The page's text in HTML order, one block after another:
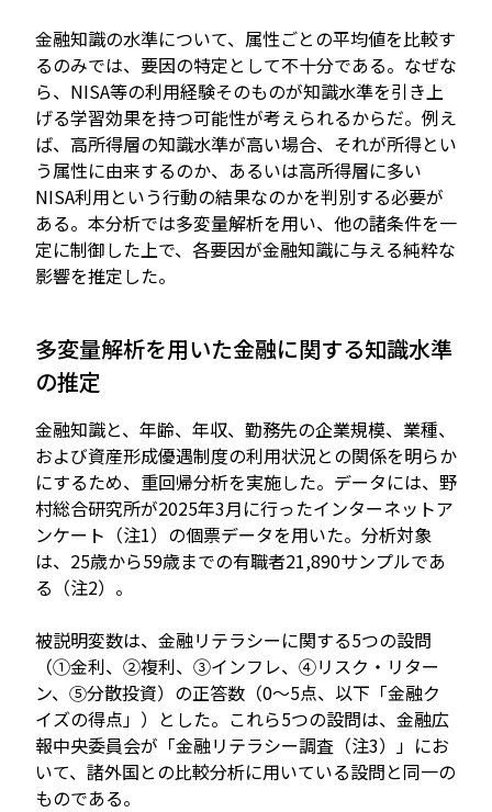
金融知識の水準について、属性ごとの平均値を比較す
るのみでは、要因の特定として不十分である。なぜな
ら、NISA等の利用経験そのものが知識水準を引き上
げる学習効果を持つ可能性が考えられるからだ。例え
ば、高所得層の知識水準が高い場合、それが所得とい
う属性に由来するのか、あるいは高所得層に多い
NISA利用という行動の結果なのかを判別する必要が
ある。本分析では多変量解析を用い、他の諸条件を一
定に制御した上で、各要因が金融知識に与える純粋な
影響を推定した。
多変量解析を用いた金融に関する知識水準
の推定
金融知識と、年齢、年収、勤務先の企業規模、業種、
および資産形成優遇制度の利用状況との関係を明らか
にするため、重回帰分析を実施した。データには、野
村総合研究所が2025年3月に行ったインターネットア
ンケート（注1）の個票データを用いた。分析対象
は、25歳から59歳までの有職者21,890サンプルであ
る（注2）。
被説明変数は、金融リテラシーに関する5つの設問
（①金利、②複利、③インフレ、④リスク・リター
ン、⑤分散投資）の正答数（0～5点、以下「金融ク
イズの得点」）とした。これら5つの設問は、金融広
報中央委員会が「金融リテラシー調査（注3）」にお
いて、諸外国との比較分析に用いている設問と同一の
ものである。